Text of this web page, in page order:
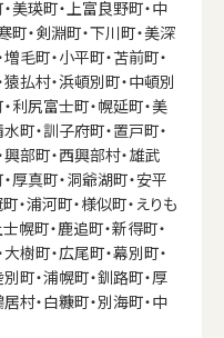
美瑛町・上富良野町・中
町・剣淵町・下川町・美深
毛町・小平町・苫前町・
払村・浜頓別町・中頓別
利尻富士町・幌延町・美
町・訓子府町・置戸町・
興部町・西興部村・雄武
厚真町・洞爺湖町・安平
・浦河町・様似町・えりも
幌町・鹿追町・新得町・
樹町・広尾町・幕別町・
町・浦幌町・釧路町・厚
村・白糠町・別海町・中